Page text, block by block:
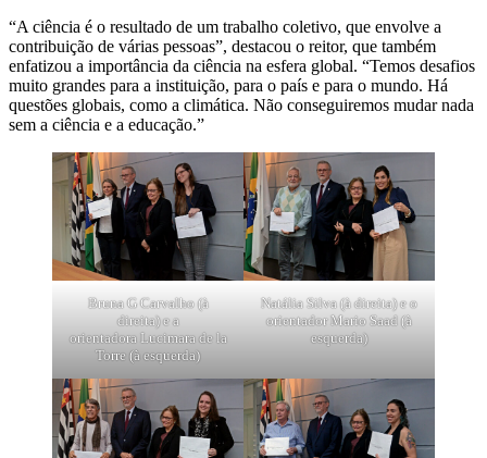
“A ciência é o resultado de um trabalho coletivo, que envolve a
contribuição de várias pessoas”, destacou o reitor, que também
enfatizou a importância da ciência na esfera global. “Temos desafios
muito grandes para a instituição, para o país e para o mundo. Há
questões globais, como a climática. Não conseguiremos mudar nada
sem a ciência e a educação.”
Bruna G Carvalho (à
direita) e a
orientadora Lucimara de la
Torre (à esquerda)
Natália Silva (à direita) e o
orientador Mario Saad (à
esquerda)